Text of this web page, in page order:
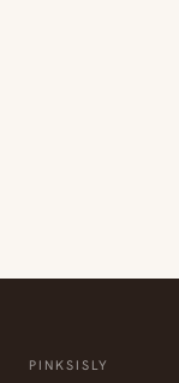
PINKSISLY